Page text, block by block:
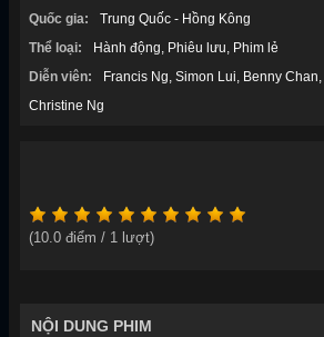
Quốc gia:
Trung Quốc - Hồng Kông
Thể loại:
Hành động Phiêu lưu
Phim lẻ
Diễn viên:
Francis Ng Simon Lui Benny Chan
Christine Ng
(10.0 điểm / 1 lượt)
NỘI DUNG PHIM